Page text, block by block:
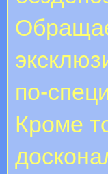
по-
Кроме